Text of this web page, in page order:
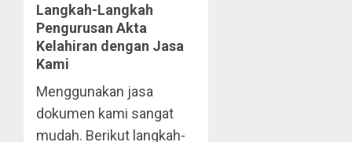
Langkah-Langkah
Pengurusan Akta
Kelahiran dengan Jasa
Kami
Menggunakan jasa
dokumen kami sangat
mudah. Berikut langkah-